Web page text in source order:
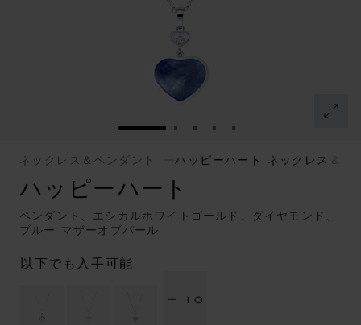
スライドに移動 1
スライドに移動 2
スライドに移動 3
スライドに移動 4
スライドに移動 5
ネックレス＆ペンダント ハッピーハート ネックレス＆ペ
ハッピーハート
ペンダント、エシカルホワイトゴールド、ダイヤモンド、
ブルー マザーオブパール
以下でも入手可能
+ 10